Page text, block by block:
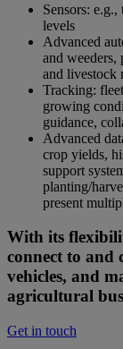
Sensors:
levels
Advanced
and weeders,
and livestock
Tracking:
growing
guidance,
Advanced
crop yields,
support
planting/
present
With its
connect to and
vehicles, and
agricultural
Get in touch